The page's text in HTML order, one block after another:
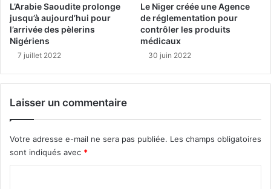
L’Arabie Saoudite prolonge
jusqu’à aujourd’hui pour
l’arrivée des pèlerins
Nigériens
7 juillet 2022
Le Niger créée une Agence
de réglementation pour
contrôler les produits
médicaux
30 juin 2022
Laisser un commentaire
Votre adresse e-mail ne sera pas publiée. Les champs obligatoires
sont indiqués avec *